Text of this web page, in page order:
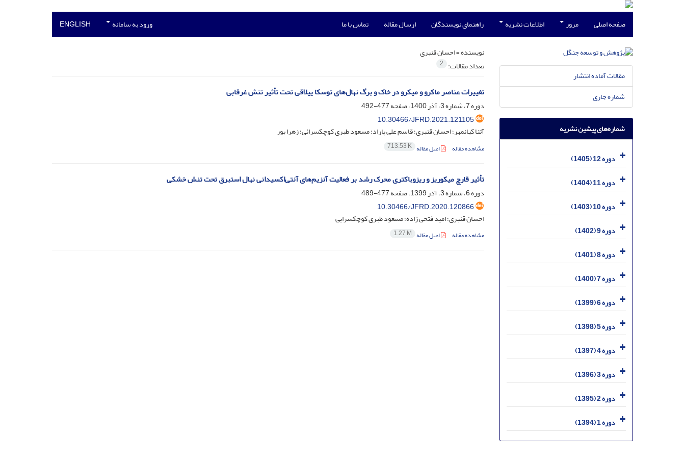
صفحه اصلی مرور اطلاعات نشریه راهنمای نویسندگان ارسال مقاله تماس با ما ورود به سامانه ENGLISH
نویسنده =احسان قنبری
تعداد مقالات: 2
تغییرات عناصر ماکرو و میکرو در خاک و برگ نهال‌های توسکا ییلاقی تحت تأثیر تنش غرقابی
دوره 7، شماره 3، آذر 1400، صفحه
477-492
10.30466/JFRD.2021.121105
آتنا کیانمهر؛ احسان قنبری؛ قاسم علی پاراد؛ مسعود طبری کوچکسرائی؛ زهرا بور
مشاهده مقاله اصل مقاله 713.53 K
تأثیر قارچ میکوریز و ریزوباکتری محرک رشد بر فعالیت آنزیم‌های آنتی‌اکسیدانی نهال استبرق تحت تنش خشکی
دوره 6، شماره 3، آذر 1399، صفحه
477-489
10.30466/JFRD.2020.120866
احسان قنبری؛ امید فتحی زاده؛ مسعود طبری کوچکسرایی
مشاهده مقاله اصل مقاله 1.27 M
مقالات آماده انتشار
شماره جاری
شماره‌های پیشین نشریه
دوره 12 (1405)
دوره 11 (1404)
دوره 10 (1403)
دوره 9 (1402)
دوره 8 (1401)
دوره 7 (1400)
دوره 6 (1399)
دوره 5 (1398)
دوره 4 (1397)
دوره 3 (1396)
دوره 2 (1395)
دوره 1 (1394)